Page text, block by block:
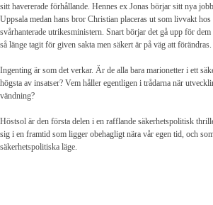
sitt havererade förhållande. Hennes ex Jonas börjar sitt nya
Uppsala medan hans bror Christian placeras ut som livvakt
svårhanterade utrikesministern. Snart börjar det gå upp för
så länge tagit för given sakta men säkert är på väg att förändras.
Ingenting är som det verkar. Är de alla bara marionetter i ett
högsta av insatser? Vem håller egentligen i trådarna när
vändning?
Höstsol är den första delen i en rafflande säkerhetspolitisk
sig i en framtid som ligger obehagligt nära vår egen tid, och
säkerhetspolitiska läge.